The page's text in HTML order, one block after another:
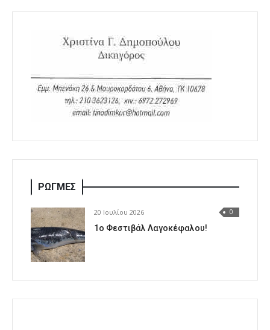
ΡΩΓΜΕΣ
20 Ιουλίου 2026 0
1o Φεστιβάλ Λαγοκέφαλου!